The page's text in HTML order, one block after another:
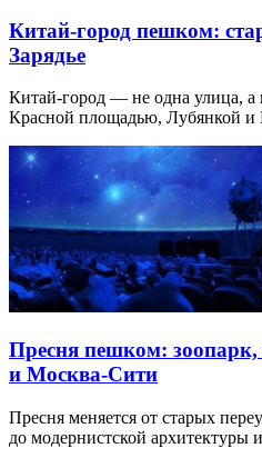
Китай-город пешком:
Зарядье
Китай-город — не одна улица, а
Красной площадью, Лубянкой и
Пресня пешком: зоопарк,
и Москва-Сити
Пресня меняется от старых
до модернистской архитектуры